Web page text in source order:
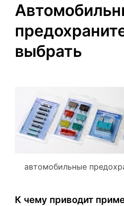
выбрать
автомобильные
К чему приводит